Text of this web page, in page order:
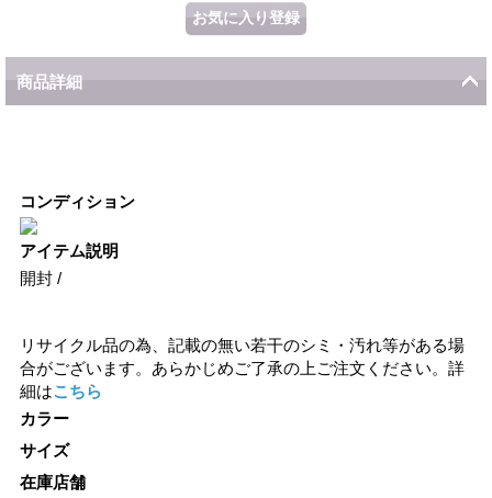
商品詳細
コンディション
アイテム説明
開封 /
リサイクル品の為、記載の無い若干のシミ・汚れ等がある場
合がございます。あらかじめご了承の上ご注文ください。詳
細はこちら
カラー
サイズ
在庫店舗